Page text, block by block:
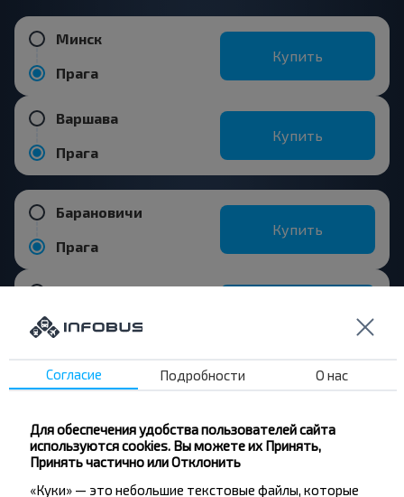
Минск
Прага
Купить
Варшава
Прага
Купить
Барановичи
Прага
Купить
Будапешт
Прага
Лучшие маршруты из Брест
Брест
Минск
Купить
Согласие Подробности О нас
Для обеспечения удобства пользователей сайта
используются cookies. Вы можете их Принять,
Принять частично или Отклонить
«Куки» — это небольшие текстовые файлы, которые